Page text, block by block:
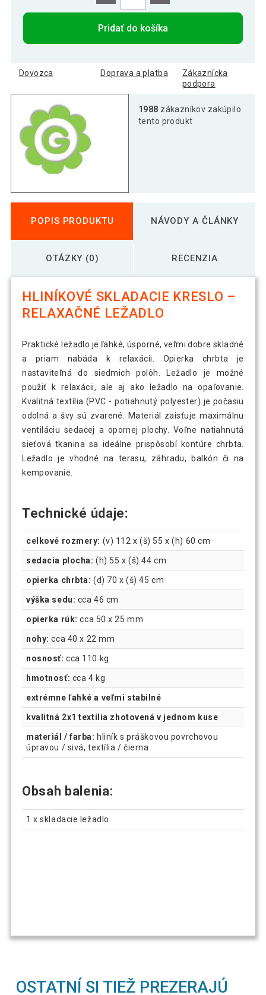
Pridať do košíka
Dovozca Doprava a platba
Zákaznícka
podpora
1988 zákazníkov zakúpilo
tento produkt
POPIS PRODUKTU NÁVODY A ČLÁNKY
OTÁZKY (0) RECENZIA
HLINÍKOVÉ SKLADACIE KRESLO –
RELAXAČNÉ LEŽADLO
Praktické ležadlo je ľahké, úsporné, veľmi dobre skladné
a priam nabáda k relaxácii. Opierka chrbta je
nastaviteľná do siedmich polôh. Ležadlo je možné
použiť k relaxácii, ale aj ako ležadlo na opaľovanie.
Kvalitná textília (PVC - potiahnutý polyester) je počasiu
odolná a švy sú zvarené. Materiál zaisťuje maximálnu
ventiláciu sedacej a opornej plochy. Voľne natiahnutá
sieťová tkanina sa ideálne prispôsobí kontúre chrbta.
Ležadlo je vhodné na terasu, záhradu, balkón či na
kempovanie.
Technické údaje:
celkové rozmery: (v) 112 x (š) 55 x (h) 60 cm
sedacia plocha: (h) 55 x (š) 44 cm
opierka chrbta: (d) 70 x (š) 45 cm
výška sedu: cca 46 cm
opierka rúk: cca 50 x 25 mm
nohy: cca 40 x 22 mm
nosnosť: cca 110 kg
hmotnosť: cca 4 kg
extrémne ľahké a veľmi stabilné
kvalitná 2x1 textília zhotovená v jednom kuse
materiál / farba: hliník s práškovou povrchovou
úpravou / sivá, textília / čierna
Obsah balenia:
1 x skladacie ležadlo
OSTATNÍ SI TIEŽ PREZERAJÚ